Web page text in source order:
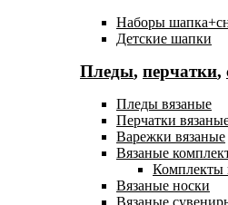
Наборы
Детские шапки
Пледы, перчатки,
Пледы вязаные
Перчатки
Варежки вязаные
Вязаные
Комплекты
Вязаные носки
Вязаные